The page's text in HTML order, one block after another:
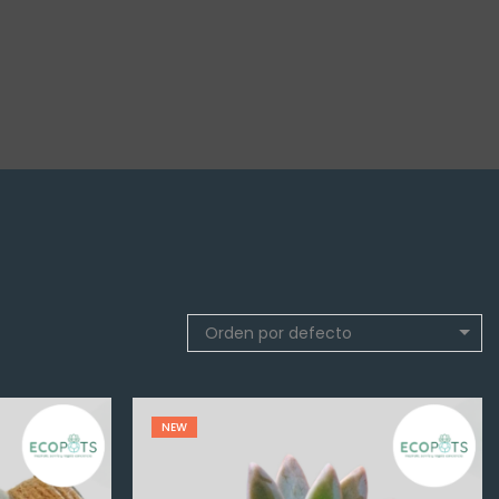
Orden por defecto
NEW